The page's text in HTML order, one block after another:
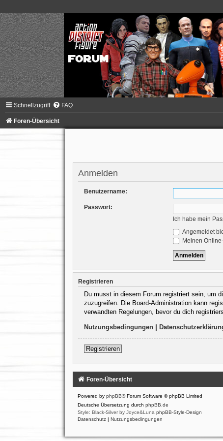
Schnellzugriff FAQ
Foren-Übersicht
Anmelden
Benutzername:
Passwort:
Ich habe mein
Angemeldet
Meinen
Registrieren
Du musst in diesem Forum registriert sein, um
zuzugreifen. Die Board-Administration kann
verwandten Regelungen, bevor du dich
Nutzungsbedingungen|
Registrieren
Foren-Übersicht
Powered by phpBB® Forum Software © phpBB Limited
Deutsche Übersetzung durch phpBB.de
Style: Black-Silver by Joyce&Luna phpBB-Style-Design
Datenschutz | Nutzungsbedingungen